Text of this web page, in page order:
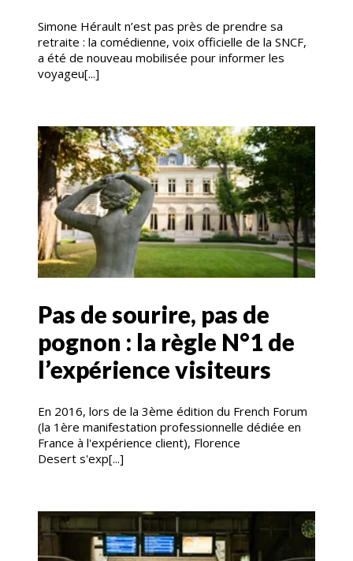
Simone Hérault n’est pas près de prendre sa
retraite : la comédienne, voix officielle de la SNCF,
a été de nouveau mobilisée pour informer les
voyageu[...]
Pas de sourire, pas de
pognon : la règle N°1 de
l’expérience visiteurs
En 2016, lors de la 3ème édition du French Forum
(la 1ère manifestation professionnelle dédiée en
France à l'expérience client), Florence
Desert s'exp[...]